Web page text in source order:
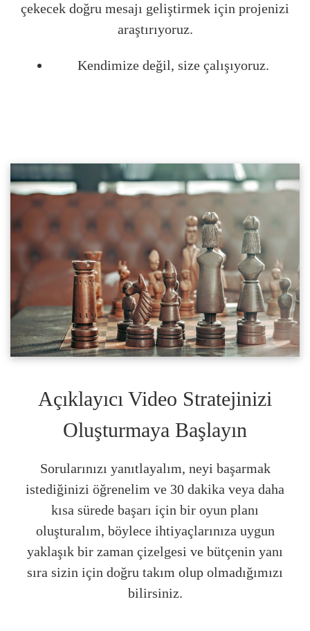
çekecek doğru mesajı geliştirmek için projenizi
araştırıyoruz.
Kendimize değil, size çalışıyoruz.
Açıklayıcı Video Stratejinizi
Oluşturmaya Başlayın
Sorularınızı yanıtlayalım, neyi başarmak
istediğinizi öğrenelim ve 30 dakika veya daha
kısa sürede başarı için bir oyun planı
oluşturalım, böylece ihtiyaçlarınıza uygun
yaklaşık bir zaman çizelgesi ve bütçenin yanı
sıra sizin için doğru takım olup olmadığımızı
bilirsiniz.